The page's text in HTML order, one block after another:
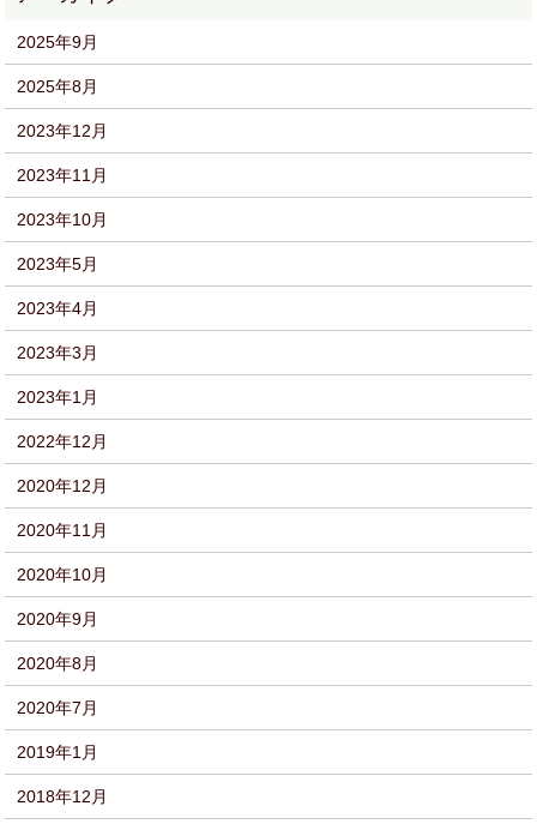
2025年9月
2025年8月
2023年12月
2023年11月
2023年10月
2023年5月
2023年4月
2023年3月
2023年1月
2022年12月
2020年12月
2020年11月
2020年10月
2020年9月
2020年8月
2020年7月
2019年1月
2018年12月